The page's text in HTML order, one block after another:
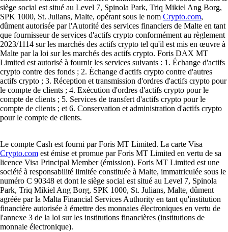
siège social est situé au Level 7, Spinola Park, Triq Mikiel Ang Borg,
SPK 1000, St. Julians, Malte, opérant sous le nom Crypto.com,
dûment autorisée par l'Autorité des services financiers de Malte en tant
que fournisseur de services d'actifs crypto conformément au règlement
2023/1114 sur les marchés des actifs crypto tel qu'il est mis en œuvre à
Malte par la loi sur les marchés des actifs crypto. Foris DAX MT
Limited est autorisé à fournir les services suivants : 1. Échange d'actifs
crypto contre des fonds ; 2. Échange d'actifs crypto contre d'autres
actifs crypto ; 3. Réception et transmission d'ordres d'actifs crypto pour
le compte de clients ; 4. Exécution d'ordres d'actifs crypto pour le
compte de clients ; 5. Services de transfert d'actifs crypto pour le
compte de clients ; et 6. Conservation et administration d'actifs crypto
pour le compte de clients.
Le compte Cash est fourni par Foris MT Limited. La carte Visa
Crypto.com est émise et promue par Foris MT Limited en vertu de sa
licence Visa Principal Member (émission). Foris MT Limited est une
société à responsabilité limitée constituée à Malte, immatriculée sous le
numéro C 90348 et dont le siège social est situé au Level 7, Spinola
Park, Triq Mikiel Ang Borg, SPK 1000, St. Julians, Malte, dûment
agréée par la Malta Financial Services Authority en tant qu'institution
financière autorisée à émettre des monnaies électroniques en vertu de
l'annexe 3 de la loi sur les institutions financières (institutions de
monnaie électronique).